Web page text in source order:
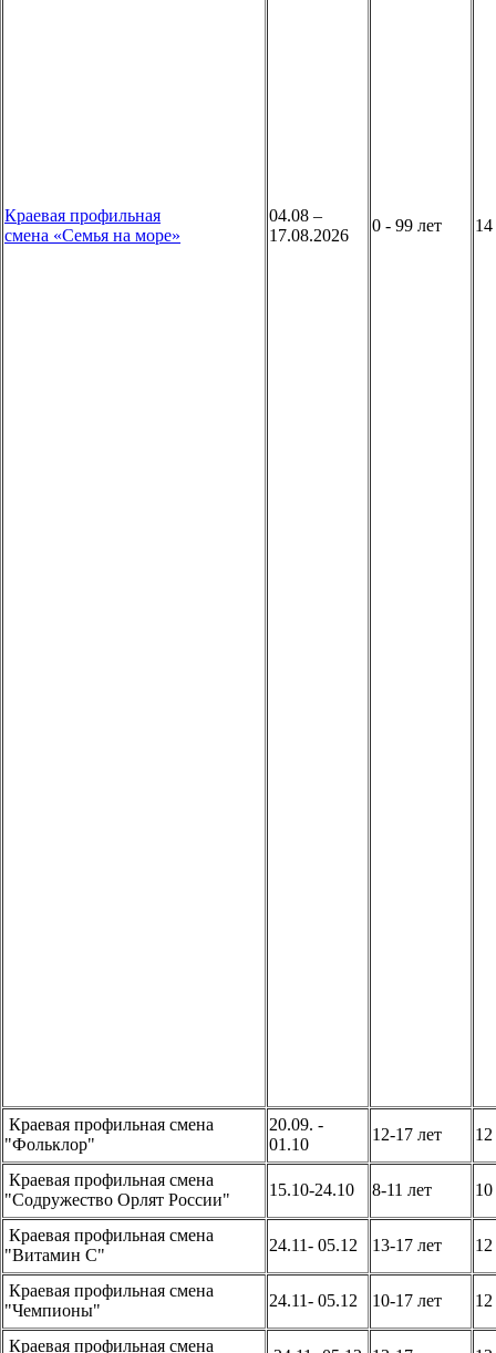
Краевая профильная
смена «Семья на море»
04.08 –
17.08.2026
0 - 99 лет
Краевая профильная смена
"Фольклор"
20.09. -
01.10
12-17 лет
Краевая профильная смена
"Содружество Орлят России"
15.10-24.10 8-11 лет
Краевая профильная смена
"Витамин С"
24.11- 05.12 13-17 лет
Краевая профильная смена
"Чемпионы"
24.11- 05.12 10-17 лет
Краевая профильная смена